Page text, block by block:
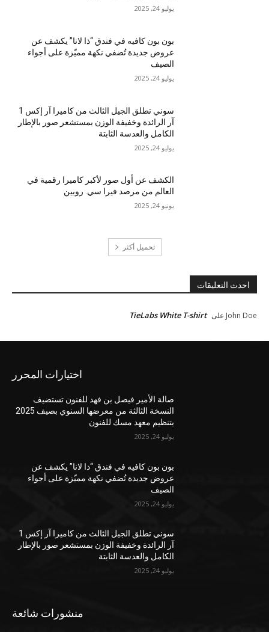
يوليو 24, 2025
بون بون كافيه في فندق “ذا لانا” يكشف عن
عروض جديدة تُضفي نكهة مميّزة على أجواء
الصيف
يوليو 24, 2025
سوني تطلق الجيل الثالث من كاميرا آر إكس 1
آر الرائدة وخفيفة الوزن بمستشعر صور بالإطار
الكامل والعدسة الثابتة
يوليو 24, 2025
الكشف عن أول صور لأكبر كاميرا رقمية في
العالم من مرصد فيرا سي. روبين
يونيو 24, 2025
تحميل أكثر
احدث التعليقات
John Doe على TieLabs White T-shirt
اختيارات المحرر
صالة الأمير فيصل بن فهد للفنون تستضيف
النسخة الثالثة من معرضها السنوي بصيف 2025
بتنظيم معهد مسك للفنون
يوليو 24, 2025
بون بون كافيه في فندق “ذا لانا” يكشف عن
عروض جديدة تُضفي نكهة مميّزة على أجواء
الصيف
يوليو 24, 2025
سوني تطلق الجيل الثالث من كاميرا آر إكس 1
آر الرائدة وخفيفة الوزن بمستشعر صور بالإطار
الكامل والعدسة الثابتة
يوليو 24, 2025
منشورات شائعة